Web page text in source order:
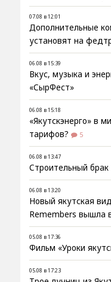
07.08 в 12:01
Дополнительные
установят на
06.08 в 15:39
Вкус, музыка и
«СырФест»
06.08 в 15:18
«Якутскэнерго» в
тарифов?
5
06.08 в 13:47
Строительный
06.08 в 13:20
Новый якутская
Remembers вышла
05.08 в 17:36
Фильм «Уроки
05.08 в 17:23